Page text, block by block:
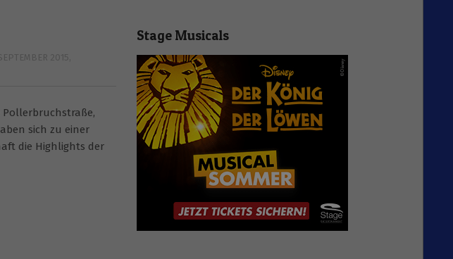
2015
Pollerbruchstraße,
sich zu einer
die Highlights der
Stage Musicals